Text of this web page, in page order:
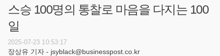
스승 100명의 통찰로 마음을 다지는 100
일
2025-07-23 10:53:17
장상유 기자 - jsyblack@businesspost.co.kr